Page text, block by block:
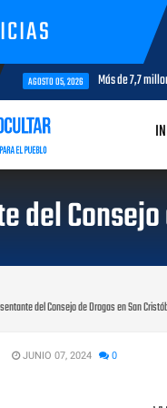
AGOSTO 05, 2026 Más de 7,7 millones
del
del Consejo de Drogas en San
JUNIO 07, 2024 0